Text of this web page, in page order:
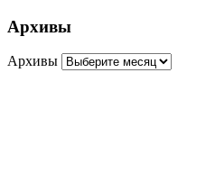
Архивы
Архивы